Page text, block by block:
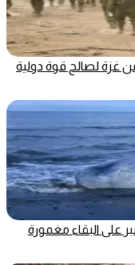
غزة لصالح قوة دولية
على البقاء مغمورة